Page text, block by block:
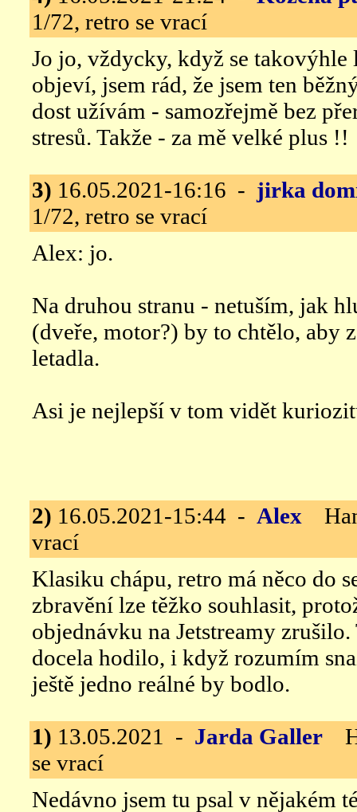
1/72, retro se vrací
Jo jo, vždycky, když se
objeví, jsem rád, že jsem ten
dost užívám - samozřejmě bez
stresů. Takže - za mě velké plus !!
3) 16.05.2021-16:16 - jirka
1/72, retro se vrací
Alex: jo.
Na druhou stranu - netuším, jak
(dveře, motor?) by to chtělo, aby
letadla.
Asi je nejlepší v tom vidět
2) 16.05.2021-15:44 - Alex
vrací
Klasiku chápu, retro má něco do
zbravění lze těžko souhlasit,
objednávku na Jetstreamy
docela hodilo, i když rozumím
ještě jedno reálné by bodlo.
1) 13.05.2021 - Jarda Galler
se vrací
Nedávno jsem tu psal v nějakém